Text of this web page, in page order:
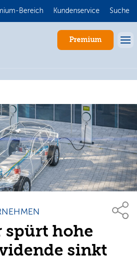
Bereich Kundenservice Suche
Premium
spürt hohe
sinkt